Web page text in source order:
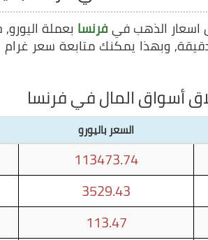
الذهب فيفرنسا بعملة
أسواق المال في فرنسا
السعر باليورو
113473.74
3529.43
113.47